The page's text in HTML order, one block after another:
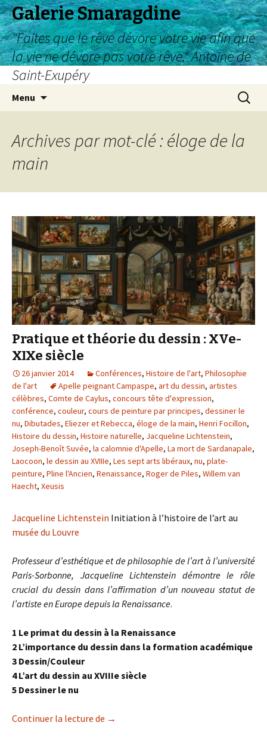
Galerie Smaragdine
"Faites que le rêve dévore votre vie afin que
la vie ne dévore pas votre rêve." Antoine de
Saint-Exupéry
Menu
Archives par mot-clé : éloge de la
main
Pratique et théorie du dessin : XVe-
XIXe siècle
26 janvier 2014 Conférences, Histoire de l'art, Philosophie
de l'art
Apelle peignant Campaspe, art du dessin, artistes
célèbres, Comte de Caylus, concours tête d'expression,
conférence, couleur, cours de peinture par principes, dessiner le
nu, Dibutades, Eliezer et Rebecca, éloge de la main, Henri Focillon,
Histoire du dessin, Histoire naturelle, Jacqueline Lichtenstein,
Joseph-Benoît Suvée, la calomnie d'Apelle, La mort de Sardanapale,
Laocoon, le dessin au XVIIIe, Les sept arts libéraux, nu, plate-
peinture, Pline l'Ancien, Renaissance, Roger de Piles, Willem van
Haecht, Xeusis
Jacqueline Lichtenstein Initiation à l’histoire de l’art au
musée du Louvre
Professeur d’esthétique et de philosophie de l’art à l’université
Paris-Sorbonne, Jacqueline Lichtenstein démontre le rôle
crucial du dessin dans l’affirmation d’un nouveau statut de
l’artiste en Europe depuis la Renaissance.
1 Le primat du dessin à la Renaissance
2 L’importance du dessin dans la formation académique
3 Dessin/Couleur
4 L’art du dessin au XVIIIe siècle
5 Dessiner le nu
Continuer la lecture de Pratique et théorie du dessin : XVe-XIXe
→